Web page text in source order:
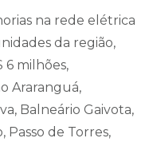
na rede elétrica
da região,
6 milhões,
Araranguá,
Balneário Gaivota,
Passo de Torres,